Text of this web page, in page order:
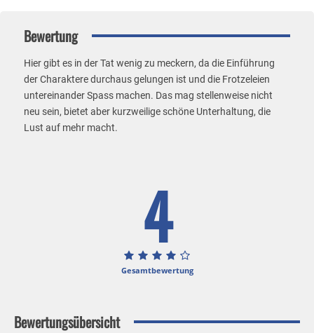
Bewertung
Hier gibt es in der Tat wenig zu meckern, da die Einführung
der Charaktere durchaus gelungen ist und die Frotzeleien
untereinander Spass machen. Das mag stellenweise nicht
neu sein, bietet aber kurzweilige schöne Unterhaltung, die
Lust auf mehr macht.
4
Gesamtbewertung
Bewertungsübersicht